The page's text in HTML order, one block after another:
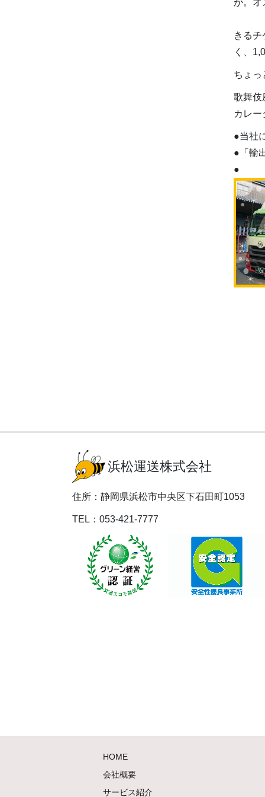
が。オ
きる
く、
ちょっ
歌舞伎
カレ
●当社
●「輸
●
浜松運送株式会社
住所：静岡県浜松市中央区下石田町1053
TEL：053-421-7777
HOME
会社概要
サービス紹介